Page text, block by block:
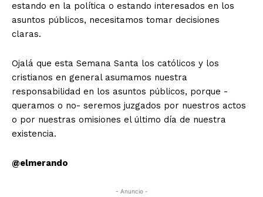
Luces
estando en la política o estando interesados en los
asuntos públicos, necesitamos tomar decisiones
claras.
Ojalá que esta Semana Santa los católicos y los
cristianos en general asumamos nuestra
responsabilidad en los asuntos públicos, porque -
queramos o no- seremos juzgados por nuestros actos
o por nuestras omisiones el último día de nuestra
existencia.
@elmerando
- Anuncio -